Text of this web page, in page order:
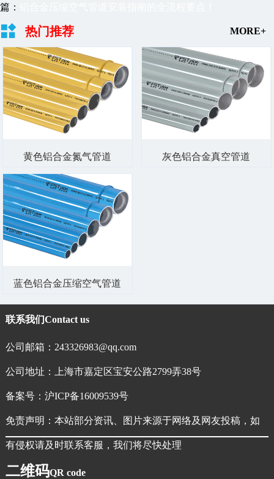
篇：
热门推荐 MORE+
黄色铝合金氮气管道 灰色铝合金真空管道
蓝色铝合金压缩空气管道
联系我们Contact us
公司邮箱：243326983@qq.com
公司地址：上海市嘉定区宝安公路2799弄38号
备案号： 沪ICP备16009539号
免责声明：本站部分资讯、图片来源于网络及网友投稿，如
有侵权请及时联系客服，我们将尽快处理
二维码QR code